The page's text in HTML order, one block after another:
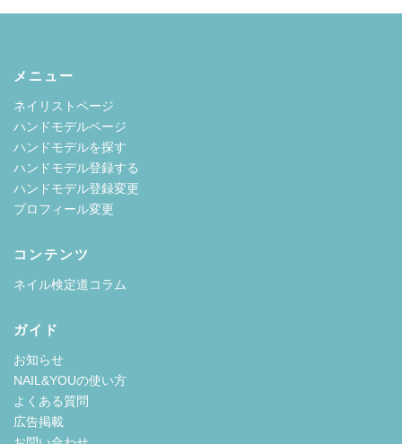
メニュー
ネイリストページ
ハンドモデルページ
ハンドモデルを探す
ハンドモデル登録する
ハンドモデル登録変更
プロフィール変更
コンテンツ
ネイル検定道コラム
ガイド
お知らせ
NAIL&YOUの使い方
よくある質問
広告掲載